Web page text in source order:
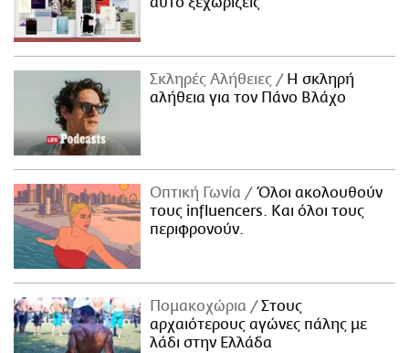
Σκληρές Αλήθειες
H σκληρή
αλήθεια για τον Πάνο Βλάχο
Οπτική Γωνία
Όλοι ακολουθούν
τους influencers. Και όλοι τους
περιφρονούν.
Πομακοχώρια
Στους
αρχαιότερους αγώνες πάλης με
λάδι στην Ελλάδα